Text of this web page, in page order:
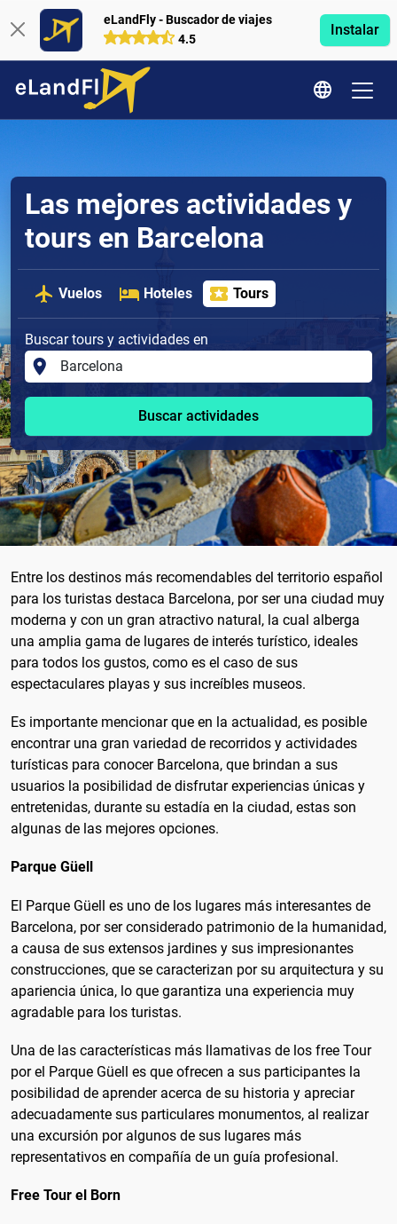
eLandFly - Buscador de viajes
4.5
Instalar
Las mejores actividades y
tours en Barcelona
Vuelos Hoteles Tours
Buscar tours y actividades en
Buscar actividades
Entre los destinos más recomendables del territorio español
para los turistas destaca Barcelona, por ser una ciudad muy
moderna y con un gran atractivo natural, la cual alberga
una amplia gama de lugares de interés turístico, ideales
para todos los gustos, como es el caso de sus
espectaculares playas y sus increíbles museos.
Es importante mencionar que en la actualidad, es posible
encontrar una gran variedad de recorridos y actividades
turísticas para conocer Barcelona, que brindan a sus
usuarios la posibilidad de disfrutar experiencias únicas y
entretenidas, durante su estadía en la ciudad, estas son
algunas de las mejores opciones.
Parque Güell
El Parque Güell es uno de los lugares más interesantes de
Barcelona, por ser considerado patrimonio de la humanidad,
a causa de sus extensos jardines y sus impresionantes
construcciones, que se caracterizan por su arquitectura y su
apariencia única, lo que garantiza una experiencia muy
agradable para los turistas.
Una de las características más llamativas de los free Tour
por el Parque Güell es que ofrecen a sus participantes la
posibilidad de aprender acerca de su historia y apreciar
adecuadamente sus particulares monumentos, al realizar
una excursión por algunos de sus lugares más
representativos en compañía de un guía profesional.
Free Tour el Born